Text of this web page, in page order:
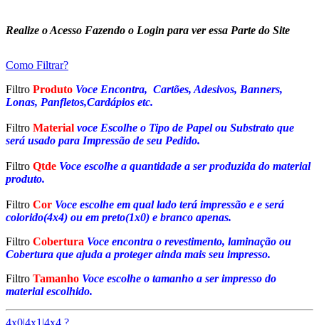
Realize o Acesso Fazendo o Login para ver essa Parte do Site
Como Filtrar?
Filtro Produto Voce Encontra, Cartões, Adesivos, Banners,
Lonas, Panfletos,Cardápios etc.
Filtro Material voce Escolhe o Tipo de Papel ou Substrato que
será usado para Impressão de seu Pedido.
Filtro Qtde Voce escolhe a quantidade a ser produzida do material
produto.
Filtro Cor Voce escolhe em qual lado terá impressão e e será
colorido(4x4) ou em preto(1x0) e branco apenas.
Filtro Cobertura Voce encontra o revestimento, laminação ou
Cobertura que ajuda a proteger ainda mais seu impresso.
Filtro Tamanho Voce escolhe o tamanho a ser impresso do
material escolhido.
4x0|4x1|4x4 ?